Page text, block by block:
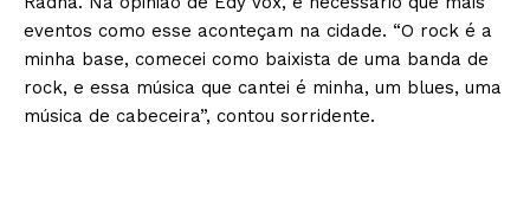
eventos como esse aconteçam na cidade. “O rock é a
minha base, comecei como baixista de uma banda de
rock, e essa música que cantei é minha, um blues, uma
música de cabeceira”, contou sorridente.